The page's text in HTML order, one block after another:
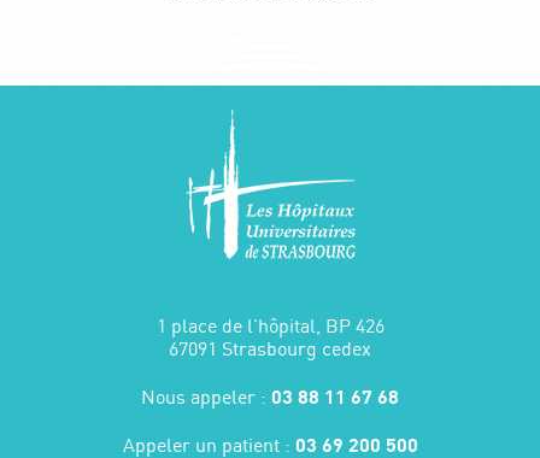
1 place de l'hôpital, BP 426
67091 Strasbourg cedex
Nous appeler : 03 88 11 67 68
Appeler un patient : 03 69 200 500